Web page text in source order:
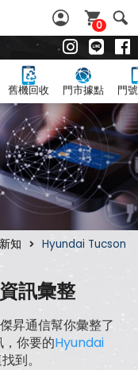
0
舊機回收 門市據點 門
知 Hyundai Tucson
資訊彙整
昇通信幫你彙整了
你要的Hyundai
到。